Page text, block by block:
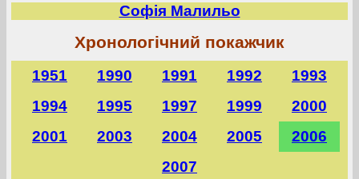
Софія Малильо
Хронологічний покажчик
1951 1990 1991 1992
1993
1994
1995 1997 1999
2000
2001
2003 2004 2005
2006
2007